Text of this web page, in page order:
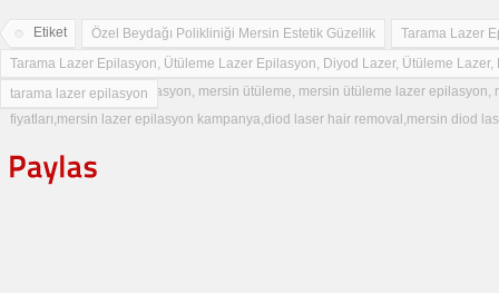
Etiket Özel Beydağı Polikliniği Mersin Estetik Güzellik
Tarama Lazer
Tarama Lazer Epilasyon, Ütüleme Lazer Epilasyon, Diyod Lazer, Ütüleme Lazer,
Epilasyon, Ütüleme Epilasyon, mersin ütüleme, mersin ütüleme lazer epilasyon,
fiyatları,mersin lazer epilasyon kampanya,diod laser hair removal,mersin diod
tarama lazer epilasyon